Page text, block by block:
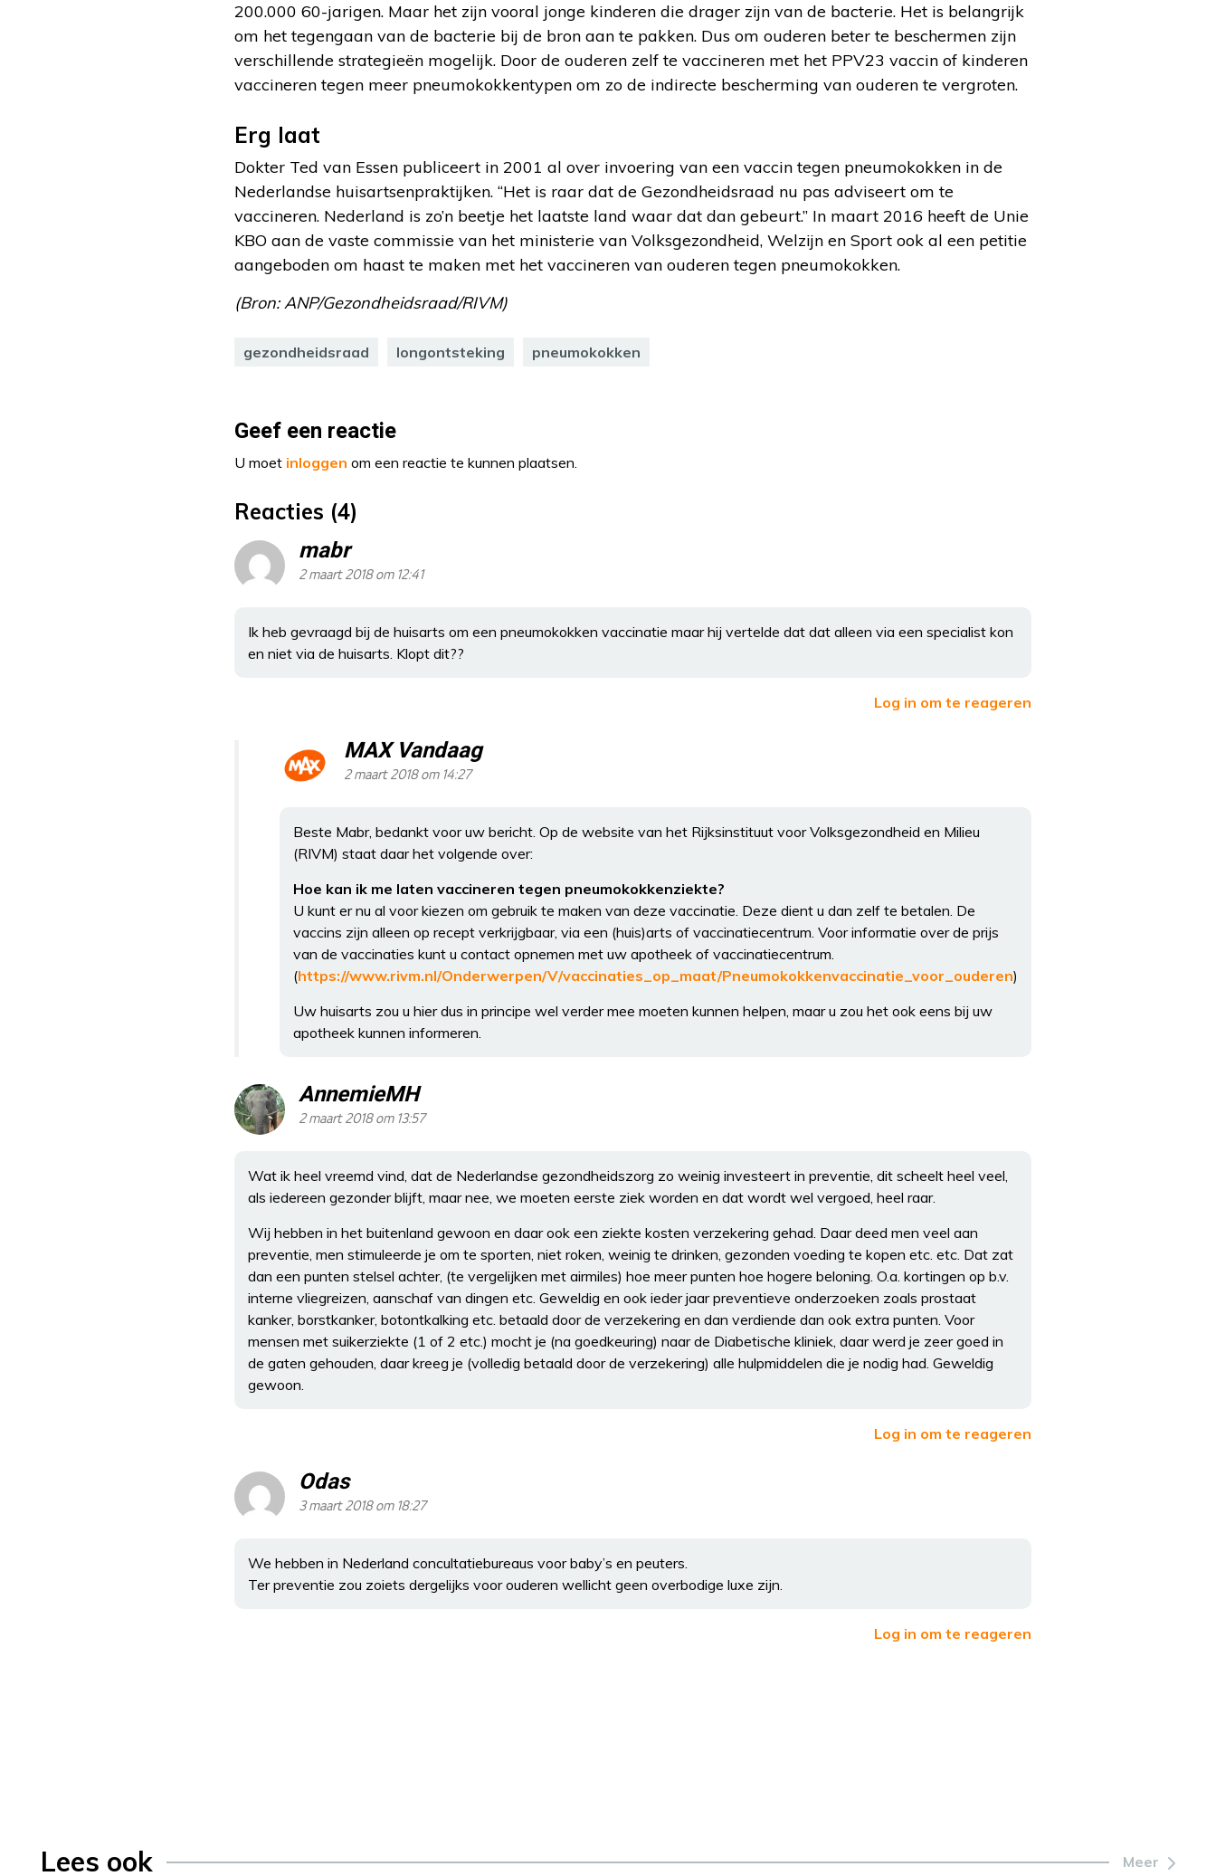
200.000 60-jarigen. Maar het zijn vooral jonge kinderen die drager zijn van de bacterie. Het is belangrijk
om het tegengaan van de bacterie bij de bron aan te pakken. Dus om ouderen beter te beschermen zijn
verschillende strategieën mogelijk. Door de ouderen zelf te vaccineren met het PPV23 vaccin of kinderen
vaccineren tegen meer pneumokokkentypen om zo de indirecte bescherming van ouderen te vergroten.
Erg laat
Dokter Ted van Essen publiceert in 2001 al over invoering van een vaccin tegen pneumokokken in de
Nederlandse huisartsenpraktijken. “Het is raar dat de Gezondheidsraad nu pas adviseert om te
vaccineren. Nederland is zo’n beetje het laatste land waar dat dan gebeurt.” In maart 2016 heeft de Unie
KBO aan de vaste commissie van het ministerie van Volksgezondheid, Welzijn en Sport ook al een petitie
aangeboden om haast te maken met het vaccineren van ouderen tegen pneumokokken.
(Bron: ANP/Gezondheidsraad/RIVM)
gezondheidsraad longontsteking pneumokokken
Geef een reactie
U moet inloggen om een reactie te kunnen plaatsen.
Reacties (4)
mabr
2 maart 2018 om 12:41
Ik heb gevraagd bij de huisarts om een pneumokokken vaccinatie maar hij vertelde dat dat alleen via een specialist kon
en niet via de huisarts. Klopt dit??
Log in om te reageren
MAX Vandaag
2 maart 2018 om 14:27
Beste Mabr, bedankt voor uw bericht. Op de website van het Rijksinstituut voor Volksgezondheid en Milieu
(RIVM) staat daar het volgende over:
Hoe kan ik me laten vaccineren tegen pneumokokkenziekte?
U kunt er nu al voor kiezen om gebruik te maken van deze vaccinatie. Deze dient u dan zelf te betalen. De
vaccins zijn alleen op recept verkrijgbaar, via een (huis)arts of vaccinatiecentrum. Voor informatie over de prijs
van de vaccinaties kunt u contact opnemen met uw apotheek of vaccinatiecentrum.
(https://www.rivm.nl/Onderwerpen/V/vaccinaties_op_maat/Pneumokokkenvaccinatie_voor_ouderen)
Uw huisarts zou u hier dus in principe wel verder mee moeten kunnen helpen, maar u zou het ook eens bij uw
apotheek kunnen informeren.
AnnemieMH
2 maart 2018 om 13:57
Wat ik heel vreemd vind, dat de Nederlandse gezondheidszorg zo weinig investeert in preventie, dit scheelt heel veel,
als iedereen gezonder blijft, maar nee, we moeten eerste ziek worden en dat wordt wel vergoed, heel raar.
Wij hebben in het buitenland gewoon en daar ook een ziekte kosten verzekering gehad. Daar deed men veel aan
preventie, men stimuleerde je om te sporten, niet roken, weinig te drinken, gezonden voeding te kopen etc. etc. Dat zat
dan een punten stelsel achter, (te vergelijken met airmiles) hoe meer punten hoe hogere beloning. O.a. kortingen op b.v.
interne vliegreizen, aanschaf van dingen etc. Geweldig en ook ieder jaar preventieve onderzoeken zoals prostaat
kanker, borstkanker, botontkalking etc. betaald door de verzekering en dan verdiende dan ook extra punten. Voor
mensen met suikerziekte (1 of 2 etc.) mocht je (na goedkeuring) naar de Diabetische kliniek, daar werd je zeer goed in
de gaten gehouden, daar kreeg je (volledig betaald door de verzekering) alle hulpmiddelen die je nodig had. Geweldig
gewoon.
Log in om te reageren
Odas
3 maart 2018 om 18:27
We hebben in Nederland concultatiebureaus voor baby’s en peuters.
Ter preventie zou zoiets dergelijks voor ouderen wellicht geen overbodige luxe zijn.
Log in om te reageren
Lees ook Meer